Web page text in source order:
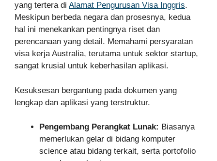
yang tertera di Alamat Pengurusan Visa Inggris.
Meskipun berbeda negara dan prosesnya, kedua
hal ini menekankan pentingnya riset dan
perencanaan yang detail. Memahami persyaratan
visa kerja Australia, terutama untuk sektor startup,
sangat krusial untuk keberhasilan aplikasi.
Kesuksesan bergantung pada dokumen yang
lengkap dan aplikasi yang terstruktur.
Pengembang Perangkat Lunak: Biasanya
memerlukan gelar di bidang komputer
science atau bidang terkait, serta portofolio